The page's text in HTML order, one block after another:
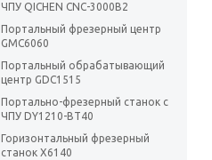
ЧПУ QICHEN CNC-3000B2
Портальный фрезерный центр
GMC6060
Портальный обрабатывающий
центр GDC1515
Портально-фрезерный станок с
ЧПУ DY1210-BT40
Горизонтальный фрезерный
станок X6140